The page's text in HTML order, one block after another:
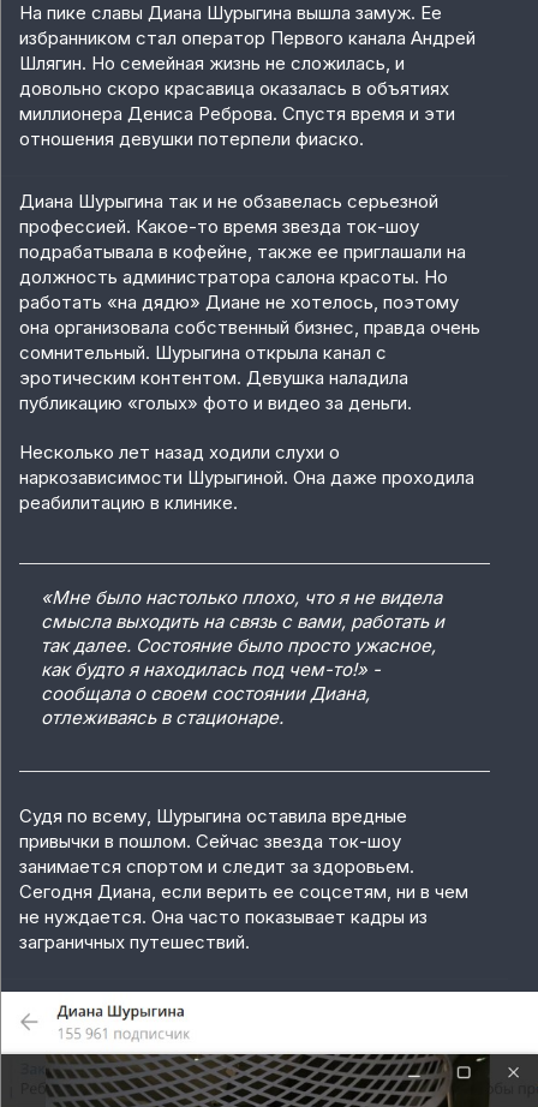
На пике славы Диана Шурыгина вышла замуж. Ее
избранником стал оператор Первого канала Андрей
Шлягин. Но семейная жизнь не сложилась, и
довольно скоро красавица оказалась в объятиях
миллионера Дениса Реброва. Спустя время и эти
отношения девушки потерпели фиаско.
Диана Шурыгина так и не обзавелась серьезной
профессией. Какое-то время звезда ток-шоу
подрабатывала в кофейне, также ее приглашали на
должность администратора салона красоты. Но
работать «на дядю» Диане не хотелось, поэтому
она организовала собственный бизнес, правда очень
сомнительный. Шурыгина открыла канал с
эротическим контентом. Девушка наладила
публикацию «голых» фото и видео за деньги.
Несколько лет назад ходили слухи о
наркозависимости Шурыгиной. Она даже проходила
реабилитацию в клинике.
«Мне было настолько плохо, что я не видела
смысла выходить на связь с вами, работать и
так далее. Состояние было просто ужасное,
как будто я находилась под чем-то!» -
сообщала о своем состоянии Диана,
отлеживаясь в стационаре.
Судя по всему, Шурыгина оставила вредные
привычки в пошлом. Сейчас звезда ток-шоу
занимается спортом и следит за здоровьем.
Сегодня Диана, если верить ее соцсетям, ни в чем
не нуждается. Она часто показывает кадры из
заграничных путешествий.